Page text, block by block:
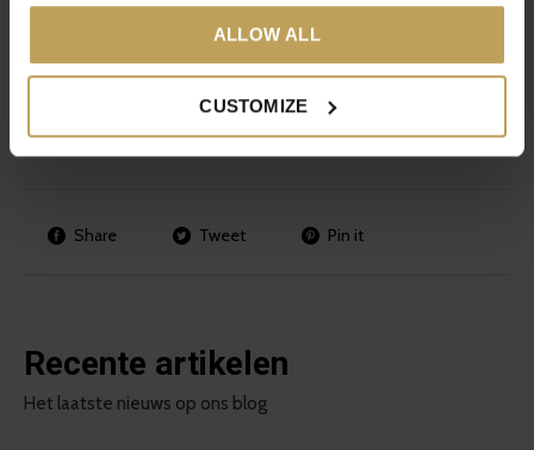
ALLOW ALL
CUSTOMIZE
midden van een Madeleine te steken, als deze er droog
uitkomt zijn de Madeleines gaar. Haal ze uit de vorm en
laat ze afkoelen op het rooster.
Share Tweet Pin it
Recente artikelen
Het laatste nieuws op ons blog